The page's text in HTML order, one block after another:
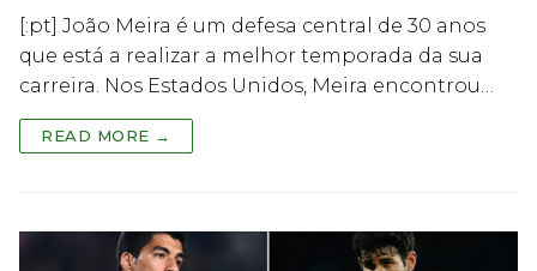
[:pt] João Meira é um defesa central de 30 anos
que está a realizar a melhor temporada da sua
carreira. Nos Estados Unidos, Meira encontrou…
READ MORE →